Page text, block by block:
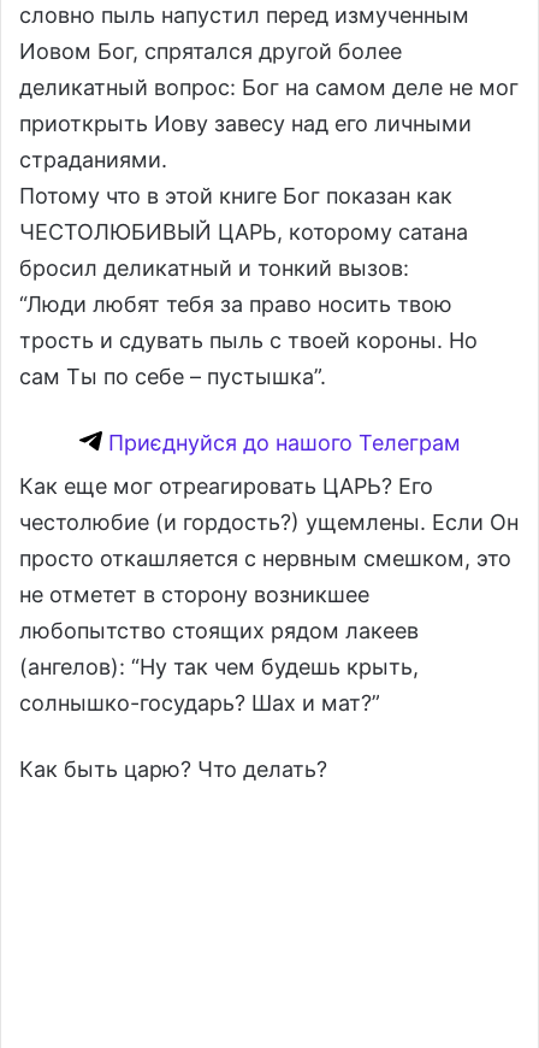
словно пыль напустил перед измученным
Иовом Бог, спрятался другой более
деликатный вопрос: Бог на самом деле не мог
приоткрыть Иову завесу над его личными
страданиями.
Потому что в этой книге Бог показан как
ЧЕСТОЛЮБИВЫЙ ЦАРЬ, которому сатана
бросил деликатный и тонкий вызов:
“Люди любят тебя за право носить твою
трость и сдувать пыль с твоей короны. Но
сам Ты по себе – пустышка”.
Приєднуйся до нашого Телеграм
Как еще мог отреагировать ЦАРЬ? Его
честолюбие (и гордость?) ущемлены. Если Он
просто откашляется с нервным смешком, это
не отметет в сторону возникшее
любопытство стоящих рядом лакеев
(ангелов): “Ну так чем будешь крыть,
солнышко-государь? Шах и мат?”
Как быть царю? Что делать?